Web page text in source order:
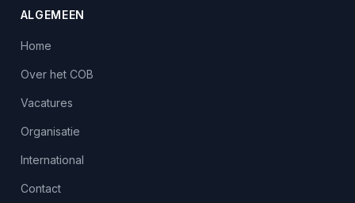
ALGEMEEN
Home
Over het COB
Vacatures
Organisatie
International
Contact